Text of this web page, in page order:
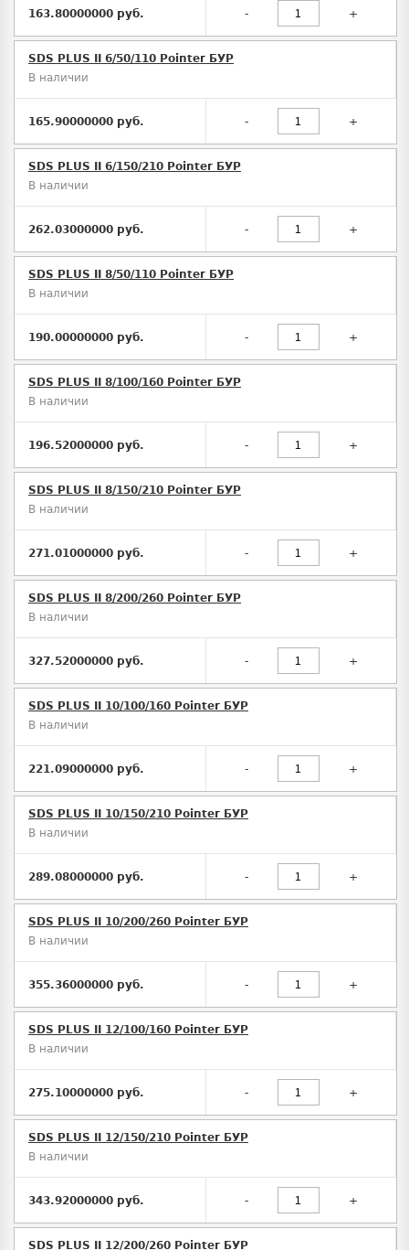
163.80000000 руб. - +
SDS PLUS II 6/50/110 Pointer БУР
В наличии
165.90000000 руб. - +
SDS PLUS II 6/150/210 Pointer БУР
В наличии
262.03000000 руб. - +
SDS PLUS II 8/50/110 Pointer БУР
В наличии
190.00000000 руб. - +
SDS PLUS II 8/100/160 Pointer БУР
В наличии
196.52000000 руб. - +
SDS PLUS II 8/150/210 Pointer БУР
В наличии
271.01000000 руб. - +
SDS PLUS II 8/200/260 Pointer БУР
В наличии
327.52000000 руб. - +
SDS PLUS II 10/100/160 Pointer БУР
В наличии
221.09000000 руб. - +
SDS PLUS II 10/150/210 Pointer БУР
В наличии
289.08000000 руб. - +
SDS PLUS II 10/200/260 Pointer БУР
В наличии
355.36000000 руб. - +
SDS PLUS II 12/100/160 Pointer БУР
В наличии
275.10000000 руб. - +
SDS PLUS II 12/150/210 Pointer БУР
В наличии
343.92000000 руб. - +
SDS PLUS II 12/200/260 Pointer БУР